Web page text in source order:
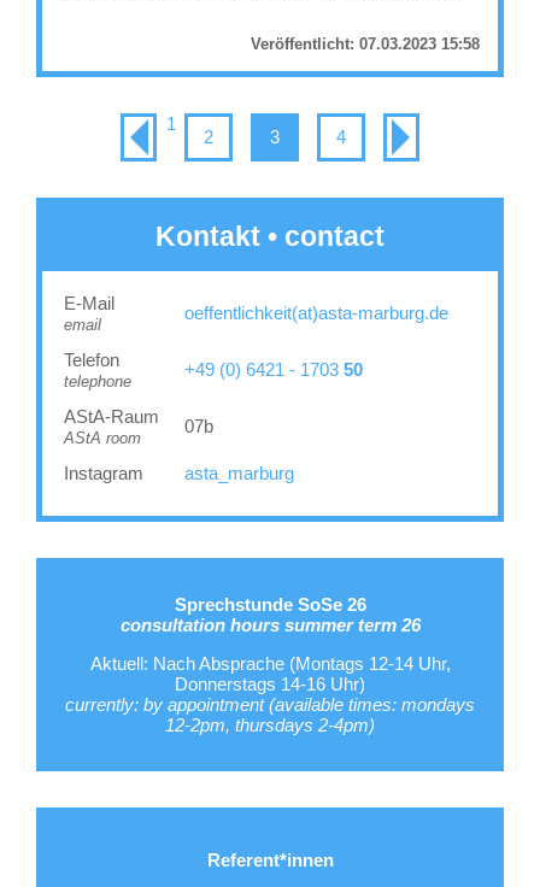
Veröffentlicht:07.03.2023 15:58
1
2 3 4
Kontakt • contact
E-Mail
email
oeffentlichkeit(at)asta-marburg.de
Telefon
telephone
+49 (0) 6421 - 1703 50
AStA-Raum
AStA room
07b
Instagram asta_marburg
Sprechstunde SoSe 26
consultation hours summer term 26
Aktuell: Nach Absprache (Montags 12-14 Uhr,
Donnerstags 14-16 Uhr)
currently: by appointment (available times: mondays
12-2pm, thursdays 2-4pm)
Referent*innen